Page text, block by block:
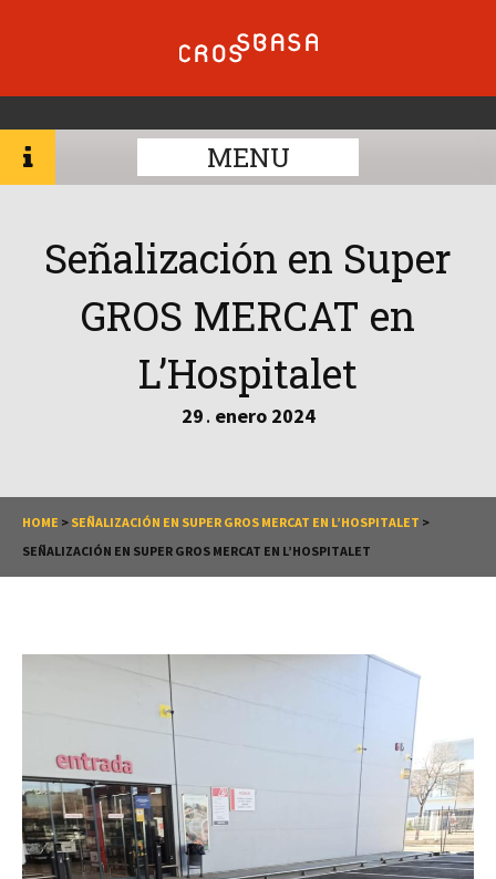
MENU
Señalización en Super
GROS MERCAT en
L’Hospitalet
29 . enero 2024
HOME > SEÑALIZACIÓN EN SUPER GROS MERCAT EN L’HOSPITALET >
SEÑALIZACIÓN EN SUPER GROS MERCAT EN L’HOSPITALET